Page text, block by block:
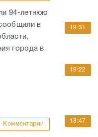
94-летнюю
в
города в
Комментарии
19:31
19:22
18:47